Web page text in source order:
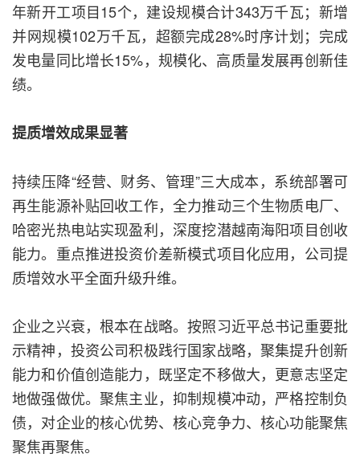
年新开工项目15个，建设规模合计343万千瓦；新增
并网规模102万千瓦，超额完成28%时序计划；完成
发电量同比增长15%，规模化、高质量发展再创新佳
绩。
提质增效成果显著
持续压降“经营、财务、管理”三大成本，系统部署可
再生能源补贴回收工作，全力推动三个生物质电厂、
哈密光热电站实现盈利，深度挖潜越南海阳项目创收
能力。重点推进投资价差新模式项目化应用，公司提
质增效水平全面升级升维。
企业之兴衰，根本在战略。按照习近平总书记重要批
示精神，投资公司积极践行国家战略，聚集提升创新
能力和价值创造能力，既坚定不移做大，更意志坚定
地做强做优。聚焦主业，抑制规模冲动，严格控制负
债，对企业的核心优势、核心竞争力、核心功能聚焦
聚焦再聚焦。